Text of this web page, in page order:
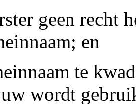
geen recht
en
te
wordt